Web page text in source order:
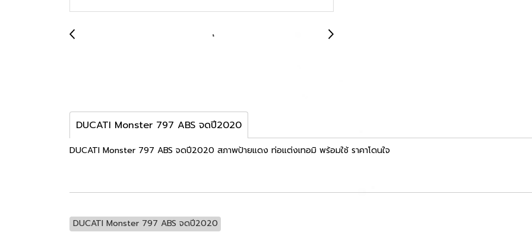
DUCATI Monster 797 ABS จดปี2020
DUCATI Monster 797 ABS จดปี2020 สภาพป้ายแดง ท่อแต่งเทอมิ พร้อมใช้ ราคาโดนใจ
DUCATI Monster 797 ABS จดปี2020